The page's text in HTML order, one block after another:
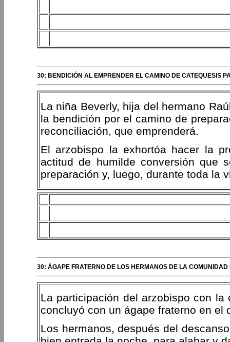
30: BENDICIÓN AL EMPRENDER EL CAMINO DE CATEQUESIS
La niña Beverly, hija del hermano
la bendición por el camino de
reconciliación, que emprenderá.
El arzobispo la exhortóa hacer la
actitud de humilde conversión que
preparación y, luego, durante toda la
30: ÁGAPE FRATERNO DE LOS HERMANOS DE LA
La participación del arzobispo con
concluyó con un ágape fraterno en el
Los hermanos, después del